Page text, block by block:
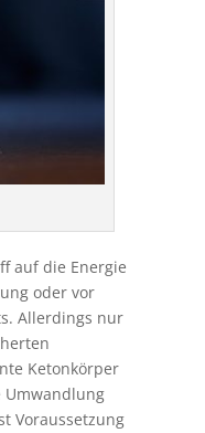
auf die Energie
oder vor
Allerdings nur
Ketonkörper
Umwandlung
Voraussetzung